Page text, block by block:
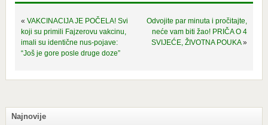
« VAKCINACIJA JE POČELA! Svi
koji su primili Fajzerovu vakcinu,
imali su identične nus-pojave:
“Još je gore posle druge doze”
Odvojite par minuta i pročitajte,
neće vam biti žao! PRIČA O 4
SVIJEĆE, ŽIVOTNA POUKA»
Najnovije